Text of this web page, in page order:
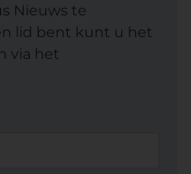
Nieuws te
lid bent kunt u het
via het